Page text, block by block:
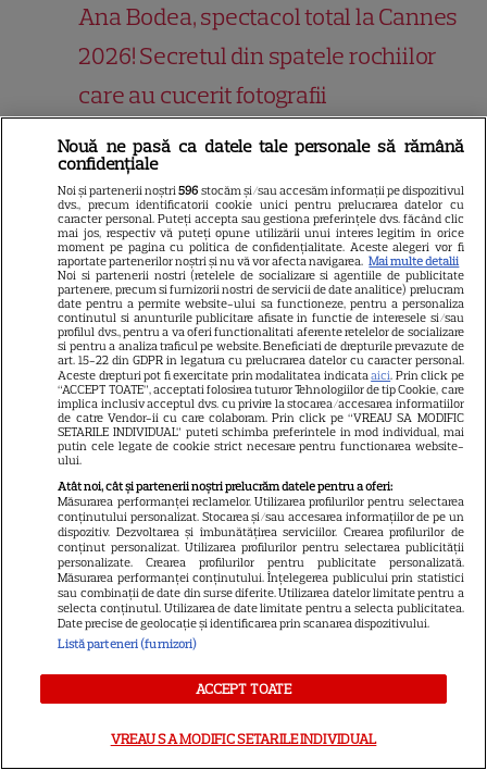
Ana Bodea, spectacol total la Cannes
2026! Secretul din spatele rochiilor
care au cucerit fotografii
Geena Davis, apariție incendiară la
70 de ani! A făcut furori într-o rochie
mini la premiera „The Boroughs”
Ce a pățit John Travolta la Festivalul
de la Cannes după ce și-a proiectat
filmul de debut. „Mai mult decât un
premiu Oscar!”
Andreea Esca și Sebastian Stan,
apariție de revistă la Cannes 2026!
Mărturisirea intimă a vedetei despre
copiii ei, Alexia și Aris, după ce a
văzut „Fjord”
marilyn monroe
Urmărește-ne peGoogle News
Cel mai nou VIDEO
Nouă ne pasă ca datele tale personale să rămână
confidențiale
Noi și partenerii noștri596 stocăm și/sau accesăm informații pe dispozitivul
dvs., precum identificatorii cookie unici pentru prelucrarea datelor cu
caracter personal. Puteți accepta sau gestiona preferințele dvs. făcând clic
mai jos, respectiv vă puteți opune utilizării unui interes legitim în orice
moment pe pagina cu politica de confidențialitate. Aceste alegeri vor fi
raportate partenerilor noștri și nu vă vor afecta navigarea. Mai multe detalii
Noi si partenerii nostri (retelele de socializare si agentiile de publicitate
partenere, precum si furnizorii nostri de servicii de date analitice) prelucram
date pentru a permite website-ului sa functioneze, pentru a personaliza
continutul si anunturile publicitare afisate in functie de interesele si/sau
profilul dvs., pentru a va oferi functionalitati aferente retelelor de socializare
si pentru a analiza traficul pe website. Beneficiati de drepturile prevazute de
art. 15-22 din GDPR in legatura cu prelucrarea datelor cu caracter personal.
Aceste drepturi pot fi exercitate prin modalitatea indicataaici. Prin click pe
“ACCEPT TOATE”, acceptati folosirea tuturor Tehnologiilor de tip Cookie, care
implica inclusiv acceptul dvs. cu privire la stocarea/accesarea informatiilor
de catre Vendor-ii cu care colaboram. Prin click pe “VREAU SA MODIFIC
SETARILE INDIVIDUAL” puteti schimba preferintele in mod individual, mai
putin cele legate de cookie strict necesare pentru functionarea website-
ului.
Atât noi, cât și partenerii noștri prelucrăm datele pentru a oferi:
Măsurarea performanței reclamelor. Utilizarea profilurilor pentru selectarea
conținutului personalizat. Stocarea și/sau accesarea informațiilor de pe un
dispozitiv. Dezvoltarea și îmbunătățirea serviciilor. Crearea profilurilor de
conținut personalizat. Utilizarea profilurilor pentru selectarea publicității
personalizate. Crearea profilurilor pentru publicitate personalizată.
Măsurarea performanței conținutului. Înțelegerea publicului prin statistici
sau combinații de date din surse diferite. Utilizarea datelor limitate pentru a
selecta conținutul. Utilizarea de date limitate pentru a selecta publicitatea.
Date precise de geolocație și identificarea prin scanarea dispozitivului.
Listă parteneri (furnizori)
ACCEPT TOATE
VREAU SA MODIFIC SETARILE INDIVIDUAL